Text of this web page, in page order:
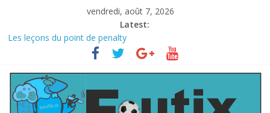
vendredi, août 7, 2026
Latest:
Les leçons du point de penalty
Le football italien retombe dans le chaos
La FIFA veut vendre une part de la Coupe du monde à des fonds
privés, la planète football s’insurge
Les curiosités de la Coupe du monde
L’Inde et la Chine, trop mauvais au football ?